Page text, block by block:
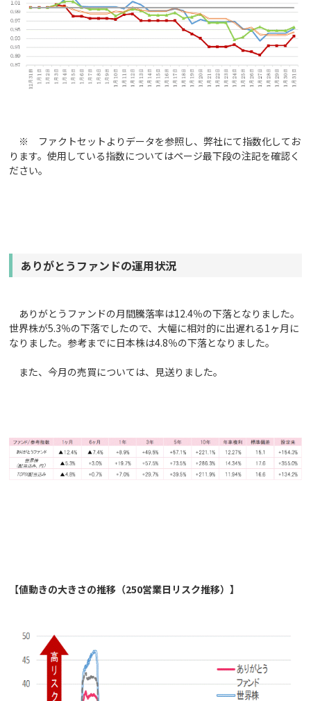
※ ファクトセットよりデータを参照し、弊社にて指数化してお
ります。使用している指数についてはページ最下段の注記を確認く
ださい。
ありがとうファンドの運用状況
ありがとうファンドの月間騰落率は12.4％の下落となりました。
世界株が5.3％の下落でしたので、大幅に相対的に出遅れる1ヶ月に
なりました。参考までに日本株は4.8％の下落となりました。
また、今月の売買については、見送りました。
【値動きの大きさの推移（250営業日リスク推移）】